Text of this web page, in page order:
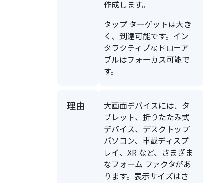
作成します。
タップ ターゲットは大き
く、到達可能です。イン
タラクティブなドローア
ブルはフォーカス可能で
す。
理由
大画面デバイスには、タ
ブレット、折りたたみ式
デバイス、デスクトップ
パソコン、車載ディスプ
レイ、XR など、さまざま
なフォーム ファクタがあ
ります。表示サイズはさ